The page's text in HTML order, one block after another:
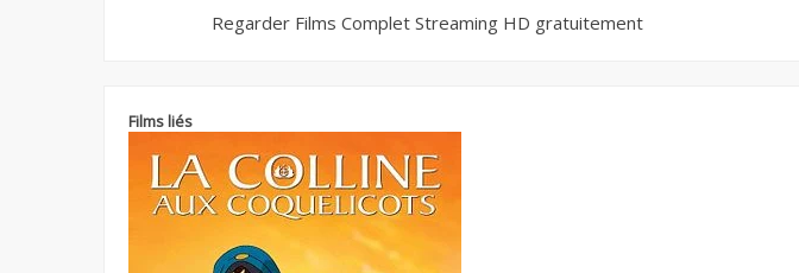
Regarder Films Complet Streaming HD gratuitement
Films liés